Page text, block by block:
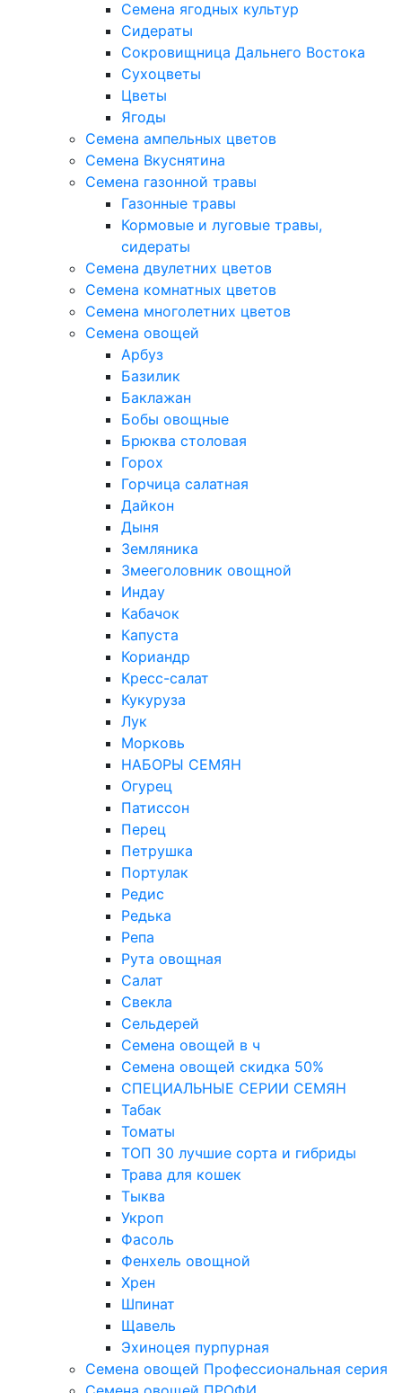
Семена ягодных культур
Сидераты
Сокровищница Дальнего Востока
Сухоцветы
Цветы
Ягоды
Семена ампельных цветов
Семена Вкуснятина
Семена газонной травы
Газонные травы
Кормовые и луговые травы,
сидераты
Семена двулетних цветов
Семена комнатных цветов
Семена многолетних цветов
Семена овощей
Арбуз
Базилик
Баклажан
Бобы овощные
Брюква столовая
Горох
Горчица салатная
Дайкон
Дыня
Земляника
Змееголовник овощной
Индау
Кабачок
Капуста
Кориандр
Кресс-салат
Кукуруза
Лук
Морковь
НАБОРЫ СЕМЯН
Огурец
Патиссон
Перец
Петрушка
Портулак
Редис
Редька
Репа
Рута овощная
Салат
Свекла
Сельдерей
Семена овощей в ч
Семена овощей скидка 50%
СПЕЦИАЛЬНЫЕ СЕРИИ СЕМЯН
Табак
Томаты
ТОП 30 лучшие сорта и гибриды
Трава для кошек
Тыква
Укроп
Фасоль
Фенхель овощной
Хрен
Шпинат
Щавель
Эхиноцея пурпурная
Семена овощей Профессиональная серия